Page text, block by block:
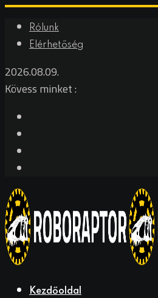
Skip
Rólunk
Elérhetőség
2026.08.09.
Kövess minket :
Kezdőoldal